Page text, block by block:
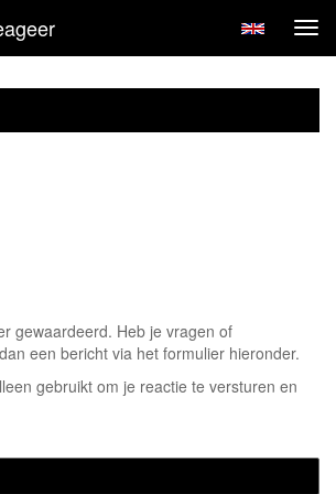
gewaardeerd. Heb je vragen of
een bericht via het formulier hieronder.
gebruikt om je reactie te versturen en